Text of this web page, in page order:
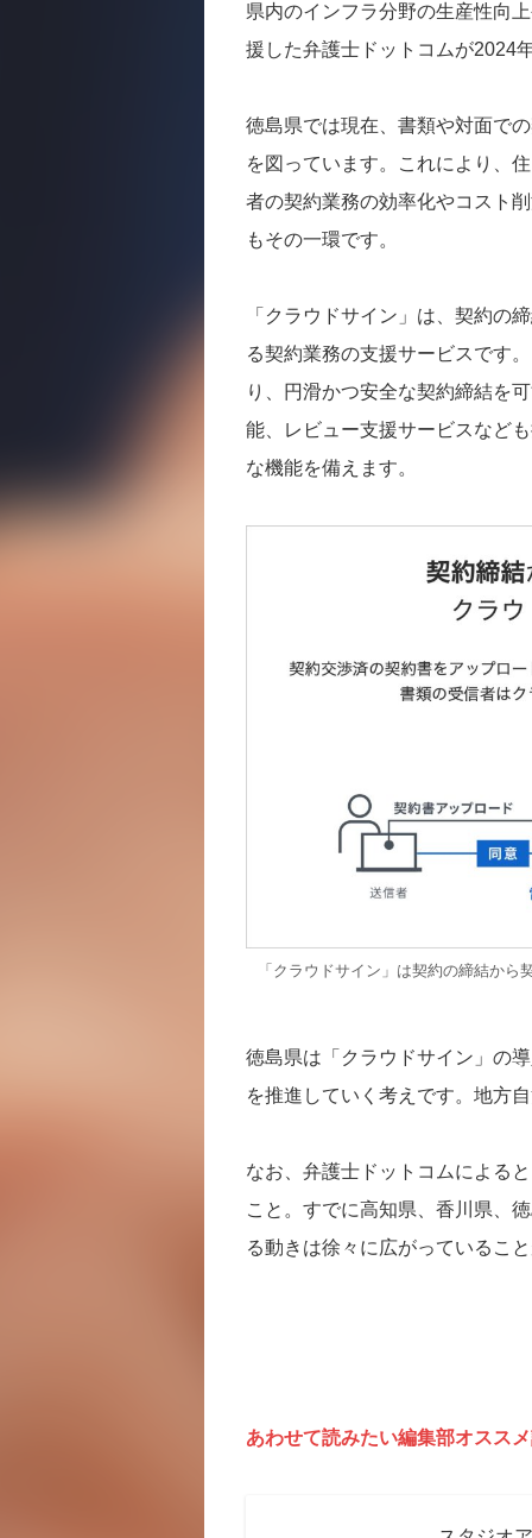
県内のインフラ分野の生産性向
援した弁護士ドットコムが2024
徳島県では現在、書類や対面で
を図っています。これにより、
者の契約業務の効率化やコスト
もその一環です。
「クラウドサイン」は、契約の
る契約業務の支援サービスです
り、円滑かつ安全な契約締結を
能、レビュー支援サービスなど
な機能を備えます。
「クラウドサイン」は契約の締結か
徳島県は「クラウドサイン」の
を推進していく考えです。地方
なお、弁護士ドットコムによる
こと。すでに高知県、香川県、
る動きは徐々に広がっているこ
あわせて読みたい編集部オスス